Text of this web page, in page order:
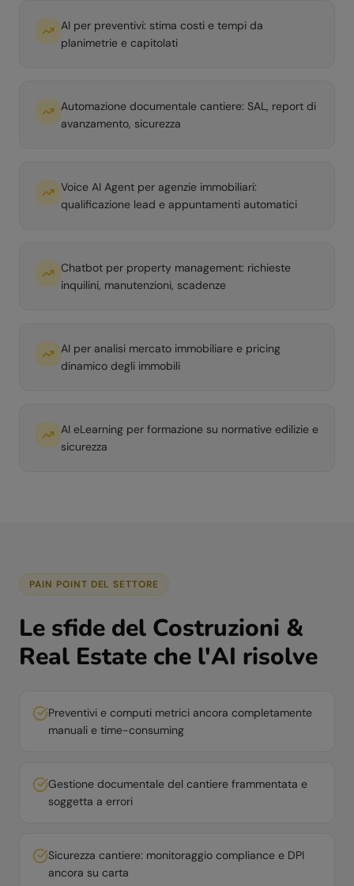
AI per preventivi: stima costi e tempi da
planimetrie e capitolati
Automazione documentale cantiere: SAL, report di
avanzamento, sicurezza
Voice AI Agent per agenzie immobiliari:
qualificazione lead e appuntamenti automatici
Chatbot per property management: richieste
inquilini, manutenzioni, scadenze
AI per analisi mercato immobiliare e pricing
dinamico degli immobili
AI eLearning per formazione su normative edilizie e
sicurezza
PAIN POINT DEL SETTORE
Le sfide del Costruzioni &
Real Estate che l'AI risolve
Preventivi e computi metrici ancora completamente
manuali e time-consuming
Gestione documentale del cantiere frammentata e
soggetta a errori
Sicurezza cantiere: monitoraggio compliance e DPI
ancora su carta